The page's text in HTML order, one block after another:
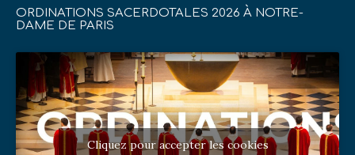
ORDINATIONS SACERDOTALES 2026 À NOTRE-
DAME DE PARIS
Cliquez pour accepter les cookies